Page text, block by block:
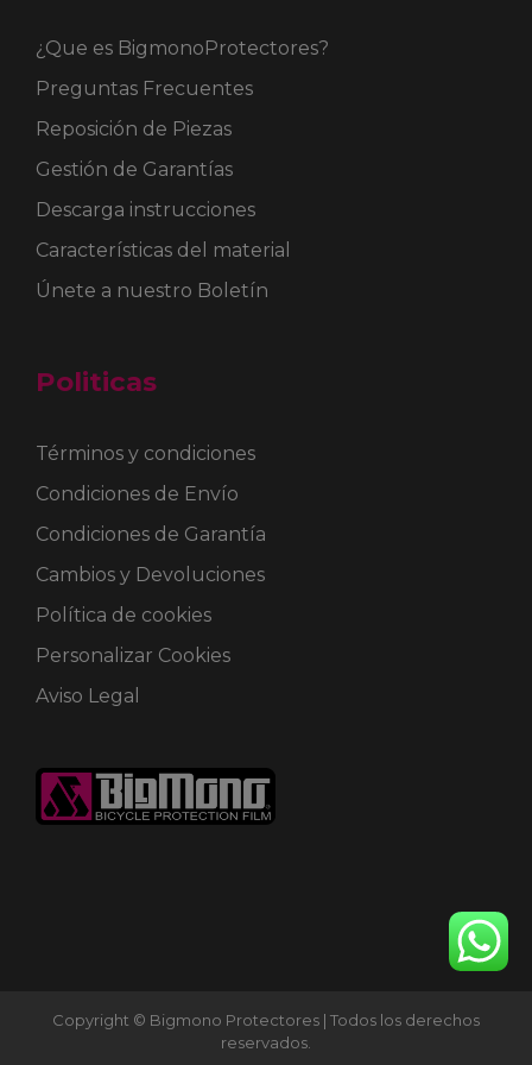
¿Que es BigmonoProtectores?
Preguntas Frecuentes
Reposición de Piezas
Gestión de Garantías
Descarga instrucciones
Características del material
Únete a nuestro Boletín
Politicas
Términos y condiciones
Condiciones de Envío
Condiciones de Garantía
Cambios y Devoluciones
Política de cookies
Personalizar Cookies
Aviso Legal
Copyright © Bigmono Protectores | Todos los derechos
reservados.